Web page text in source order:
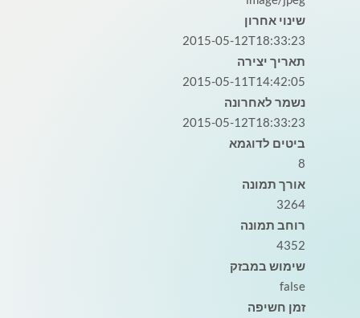
שינוי אחרון
2015-05-12T18:33:23
תאריך יצירה
2015-05-11T14:42:05
נשמר לאחרונה
2015-05-12T18:33:23
ביטים לדוגמא
8
אורך תמונה
3264
רוחב תמונה
4352
שימוש במבזק
false
זמן חשיפה